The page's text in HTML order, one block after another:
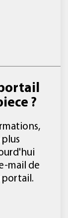
?
mail de
portail.